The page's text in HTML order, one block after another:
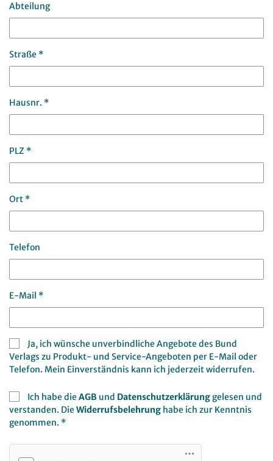
Abteilung
Straße *
Hausnr. *
PLZ *
Ort *
Telefon
E-Mail *
Verlags zu Produkt- und Service-Angeboten per E-Mail oder
Telefon. Mein Einverständnis kann ich jederzeit widerrufen.
Ich habe dieAGB und Datenschutzerklärunggelesen und
verstanden. DieWiderrufsbelehrung habe ich zur Kenntnis
genommen. *